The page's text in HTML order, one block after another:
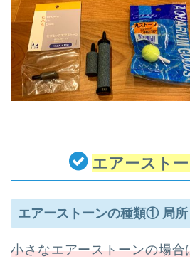
エアースト
エアーストーンの種類① 局
小さなエアーストーンの場